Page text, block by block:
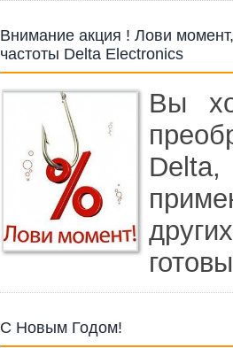
Внимание акция ! Лови
частоты Delta Electronics
Вы
С Новым Годом!